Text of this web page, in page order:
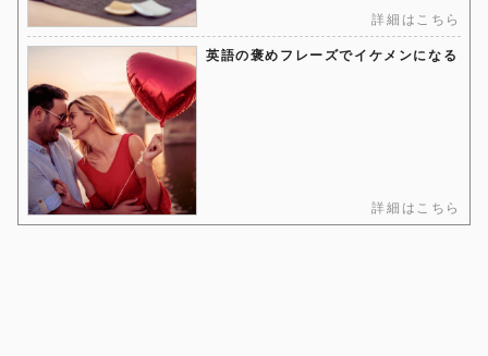
詳細はこちら
英語の褒めフレーズでイケメンになる
詳細はこちら